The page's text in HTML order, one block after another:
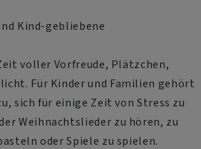
Kind-gebliebene
voller Vorfreude, Plätzchen,
Für Kinder und Familien gehört
sich für einige Zeit von Stress zu
Weihnachtslieder zu hören, zu
oder Spiele zu spielen.